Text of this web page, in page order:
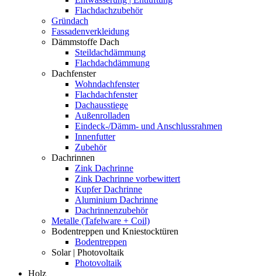
Flachdachzubehör
Gründach
Fassadenverkleidung
Dämmstoffe Dach
Steildachdämmung
Flachdachdämmung
Dachfenster
Wohndachfenster
Flachdachfenster
Dachausstiege
Außenrolladen
Eindeck-/Dämm- und Anschlussrahmen
Innenfutter
Zubehör
Dachrinnen
Zink Dachrinne
Zink Dachrinne vorbewittert
Kupfer Dachrinne
Aluminium Dachrinne
Dachrinnenzubehör
Metalle (Tafelware + Coil)
Bodentreppen und Kniestocktüren
Bodentreppen
Solar | Photovoltaik
Photovoltaik
Holz